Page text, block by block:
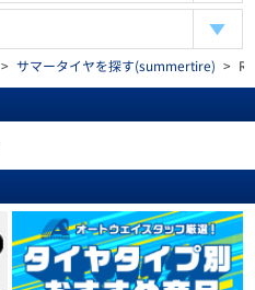
> サマータイヤを探す(summertire) >